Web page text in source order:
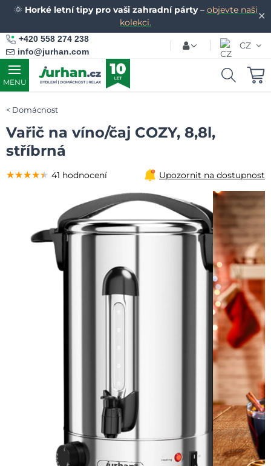
✕
🌞 Horké letní tipy pro vaši zahradní párty– objevte naši
kolekci.
+420 558 274 238
info@jurhan.com
CZ
MENU
Domácnost
Vařič na víno/čaj COZY, 8,8l,
stříbrná
★★★★★
★★★★★
★★★★★ 41 hodnocení Upozornit na dostupnost